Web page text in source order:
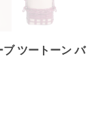
ツートーン バ